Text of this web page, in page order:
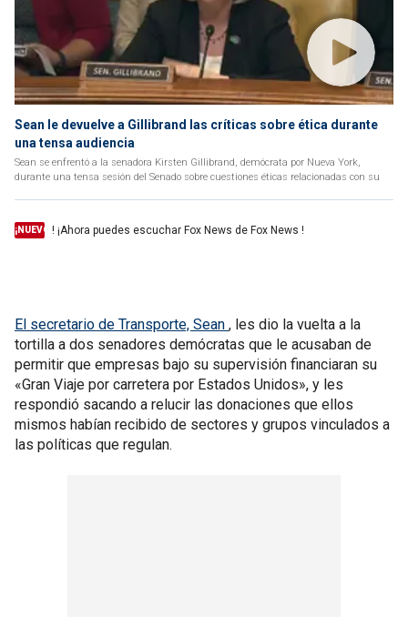
Sean le devuelve a Gillibrand las críticas sobre ética durante
una tensa audiencia
Sean se enfrentó a la senadora Kirsten Gillibrand, demócrata por Nueva York,
durante una tensa sesión del Senado sobre cuestiones éticas relacionadas con su
¡NUEVO ! ¡Ahora puedes escuchar Fox News de Fox News !
El secretario de Transporte, Sean , les dio la vuelta a la
tortilla a dos senadores demócratas que le acusaban de
permitir que empresas bajo su supervisión financiaran su
«Gran Viaje por carretera por Estados Unidos», y les
respondió sacando a relucir las donaciones que ellos
mismos habían recibido de sectores y grupos vinculados a
las políticas que regulan.